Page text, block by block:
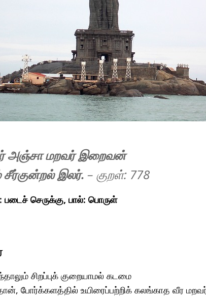
அஞ்சா மறவர் இறைவன்
சீர்குன்றல் இலர். – குறள்: 778
படைச் செருக்கு, பால்: பொருள்
சிறப்புக் குறையாமல் கடமை
போர்க்களத்தில் உயிரைப்பற்றிக் கலங்காத வீர